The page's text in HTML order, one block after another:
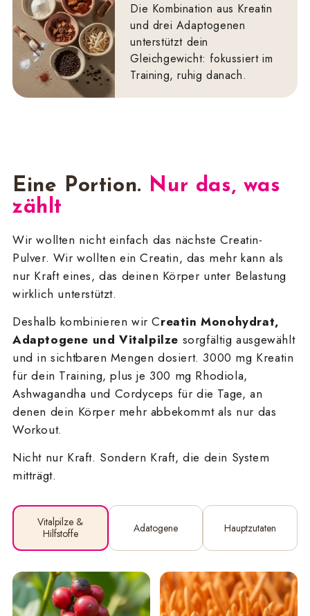
Die Kombination aus Kreatin
und drei Adaptogenen
unterstützt dein
Gleichgewicht: fokussiert im
Training, ruhig danach.
Eine Portion. Nur das, was
zählt
Wir wollten nicht einfach das nächste Creatin-
Pulver. Wir wollten ein Creatin, das mehr kann als
nur Kraft eines, das deinen Körper unter Belastung
wirklich unterstützt.
Deshalb kombinieren wir Creatin Monohydrat,
Adaptogene und Vitalpilze sorgfältig ausgewählt
und in sichtbaren Mengen dosiert. 3000 mg Kreatin
für dein Training, plus je 300 mg Rhodiola,
Ashwagandha und Cordyceps für die Tage, an
denen dein Körper mehr abbekommt als nur das
Workout.
Nicht nur Kraft. Sondern Kraft, die dein System
mitträgt.
Vitalpilze &
Hilfstoffe
Adatogene Hauptzutaten